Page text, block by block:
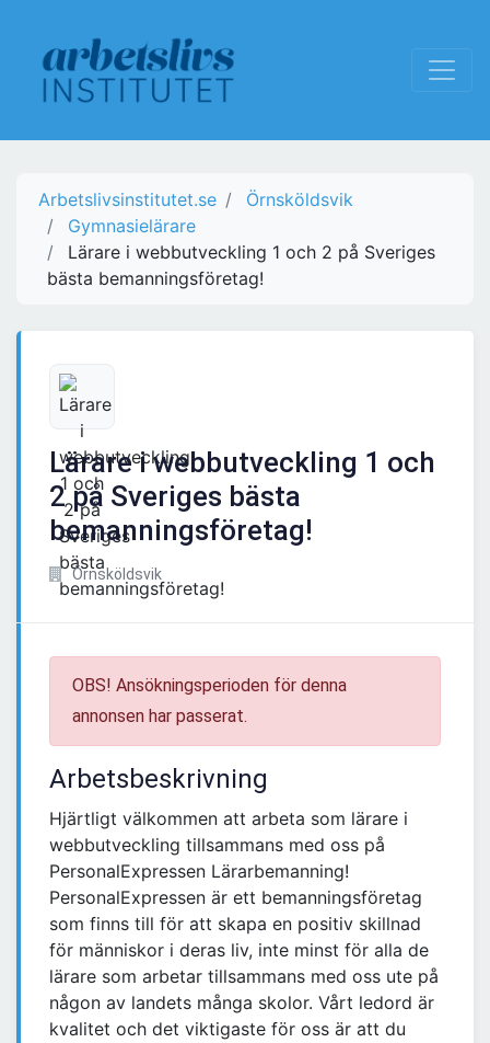
Arbetslivsinstitutet.se
Örnsköldsvik
Gymnasielärare
Lärare i webbutveckling 1 och 2 på Sveriges
bästa bemanningsföretag!
Lärare i webbutveckling 1 och
2 på Sveriges bästa
bemanningsföretag!
Örnsköldsvik
OBS! Ansökningsperioden för denna
annonsen har passerat.
Arbetsbeskrivning
Hjärtligt välkommen att arbeta som lärare i
webbutveckling tillsammans med oss på
PersonalExpressen Lärarbemanning!
PersonalExpressen är ett bemanningsföretag
som finns till för att skapa en positiv skillnad
för människor i deras liv, inte minst för alla de
lärare som arbetar tillsammans med oss ute på
någon av landets många skolor. Vårt ledord är
kvalitet och det viktigaste för oss är att du